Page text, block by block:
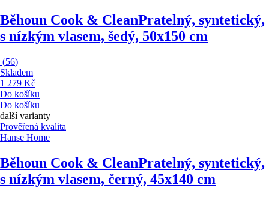
Běhoun Cook & CleanPratelný, syntetický,
s nízkým vlasem, šedý, 50x150 cm
(56)
Skladem
1 279 Kč
Do košíku
Do košíku
další varianty
Prověřená kvalita
Hanse Home
Běhoun Cook & CleanPratelný, syntetický,
s nízkým vlasem, černý, 45x140 cm